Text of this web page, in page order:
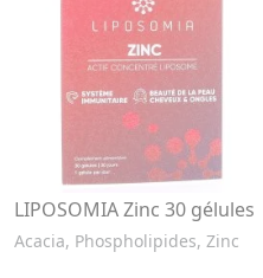
LIPOSOMIA Zinc 30 gélules
Acacia, Phospholipides, Zinc